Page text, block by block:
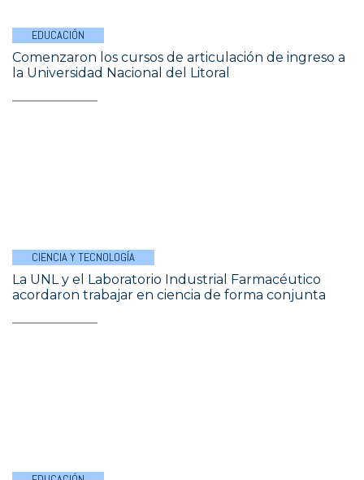
EDUCACIÓN
Comenzaron los cursos de articulación de ingreso a
la Universidad Nacional del Litoral
CIENCIA Y TECNOLOGÍA
La UNL y el Laboratorio Industrial Farmacéutico
acordaron trabajar en ciencia de forma conjunta